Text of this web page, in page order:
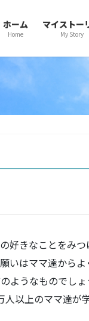
ホーム
Home
マイストー
My Story
好きなことをみ
はママ達からよ
ようなものでしょ
以上のママ達が